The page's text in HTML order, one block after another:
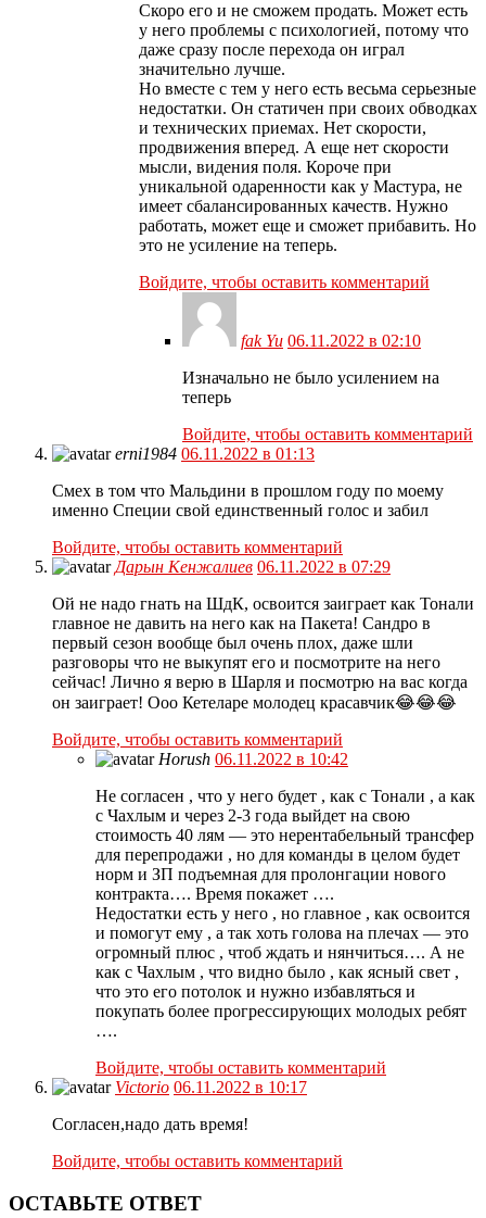
Скоро его и не сможем продать. Может есть
у него проблемы с психологией, потому что
даже сразу после перехода он играл
значительно лучше.
Но вместе с тем у него есть весьма серьезные
недостатки. Он статичен при своих обводках
и технических приемах. Нет скорости,
продвижения вперед. А еще нет скорости
мысли, видения поля. Короче при
уникальной одаренности как у Мастура, не
имеет сбалансированных качеств. Нужно
работать, может еще и сможет прибавить. Но
это не усиление на теперь.
Войдите, чтобы оставить комментарий
fak Yu 06.11.2022 в 02:10
Изначально не было усилением на
теперь
Войдите, чтобы оставить комментарий
erni1984 06.11.2022 в 01:13
Смех в том что Мальдини в прошлом году по моему
именно Специи свой единственный голос и забил
Войдите, чтобы оставить комментарий
Дарын Кенжалиев 06.11.2022 в 07:29
Ой не надо гнать на ШдК, освоится заиграет как Тонали
главное не давить на него как на Пакета! Сандро в
первый сезон вообще был очень плох, даже шли
разговоры что не выкупят его и посмотрите на него
сейчас! Лично я верю в Шарля и посмотрю на вас когда
он заиграет! Ооо Кетеларе молодец красавчик😂😂😂
Войдите, чтобы оставить комментарий
Horush 06.11.2022 в 10:42
Не согласен , что у него будет , как с Тонали , а как
с Чахлым и через 2-3 года выйдет на свою
стоимость 40 лям — это нерентабельный трансфер
для перепродажи , но для команды в целом будет
норм и ЗП подъемная для пролонгации нового
контракта…. Время покажет ….
Недостатки есть у него , но главное , как освоится
и помогут ему , а так хоть голова на плечах — это
огромный плюс , чтоб ждать и нянчиться…. А не
как с Чахлым , что видно было , как ясный свет ,
что это его потолок и нужно избавляться и
покупать более прогрессирующих молодых ребят
….
Войдите, чтобы оставить комментарий
Victorio 06.11.2022 в 10:17
Согласен,надо дать время!
Войдите, чтобы оставить комментарий
ОСТАВЬТЕ ОТВЕТ